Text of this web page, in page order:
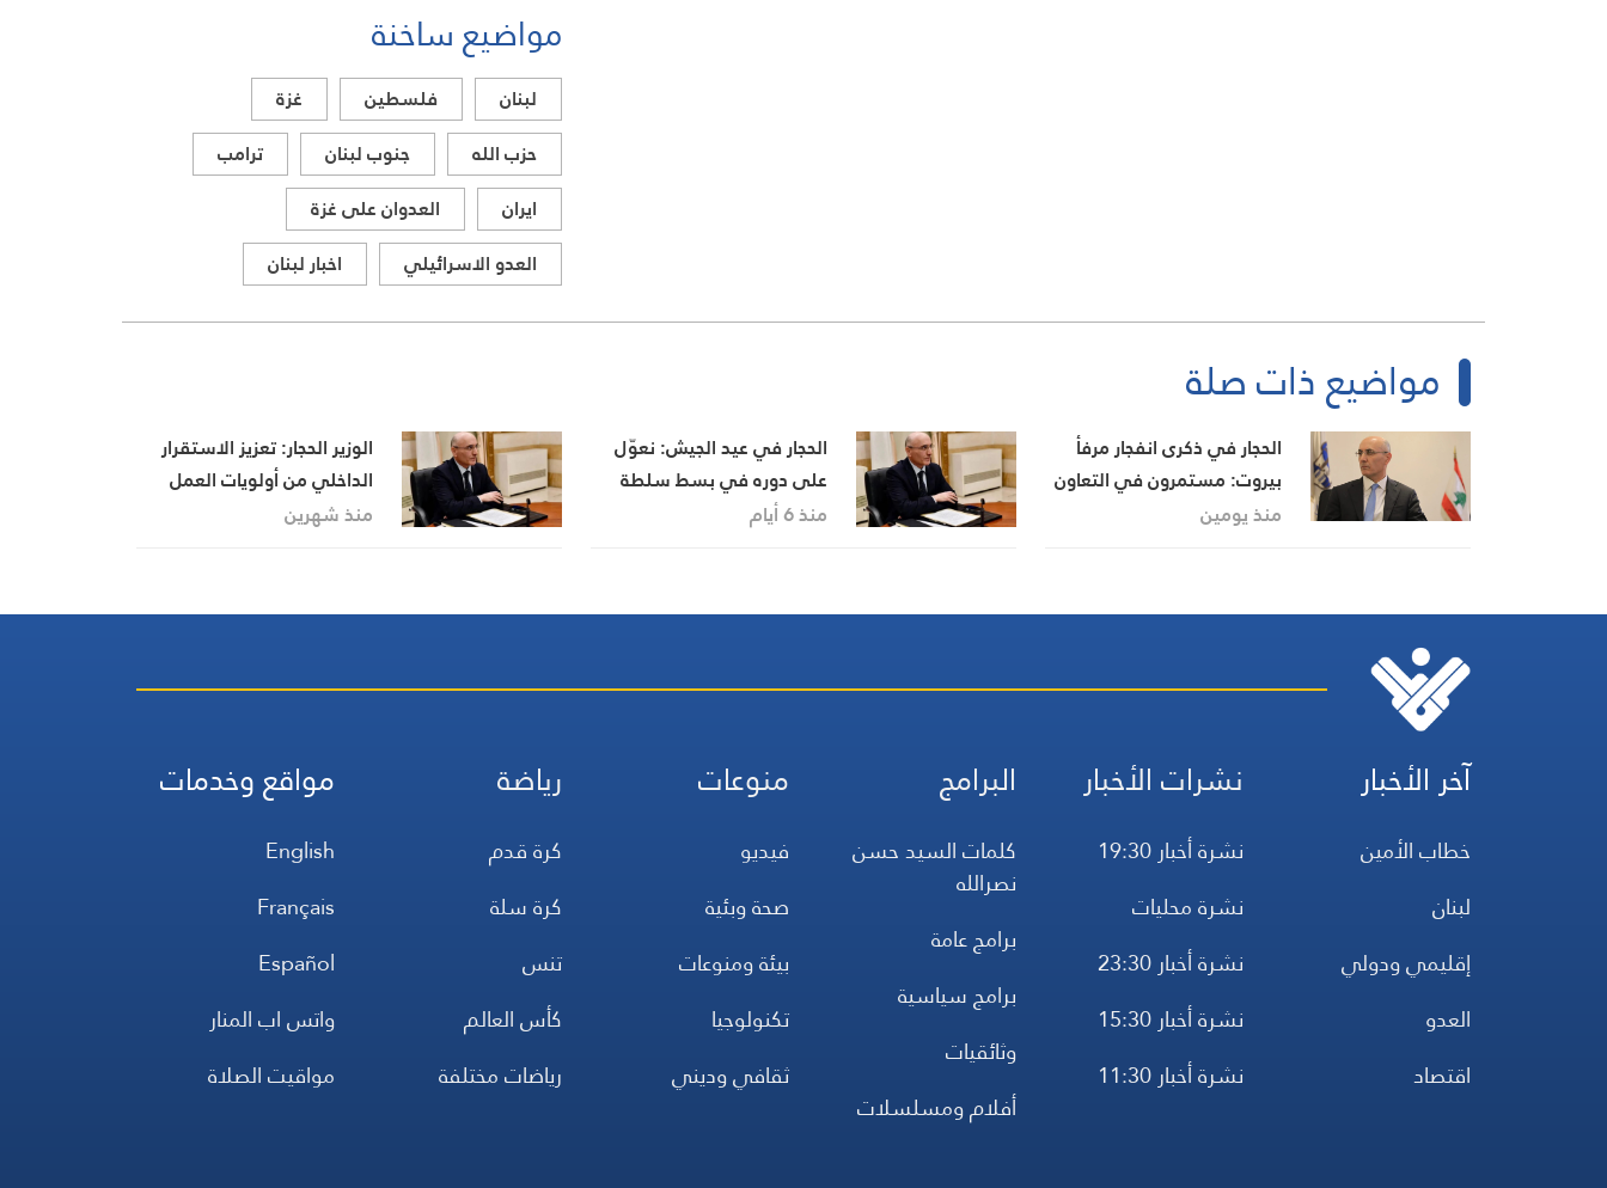
مواضيع ساخنة
لبنان فلسطين
غزة
حزب الله
جنوب لبنان
ترامب
ايران
العدوان على غزة
العدو الاسرائيلي
اخبار لبنان
مواضيع ذات صلة
الحجار في ذكرى انفجار مرفأ
بيروت: مستمرون في التعاون
مع القضاء لكشف الحقيقة
منذ يومين
الحجار في عيد الجيش: نعوّل
على دوره في بسط سلطة
الدولة على كامل أراضيها بدءا
منذ 6 أيام
الوزير الحجار: تعزيز الاستقرار
الداخلي من أولويات العمل
الامني
منذ شهرين
آخر الأخبار
خطاب الأمين
لبنان
إقليمي ودولي
العدو
اقتصاد
نشرات الأخبار
نشرة أخبار 19:30
نشرة محليات
نشرة أخبار 23:30
نشرة أخبار 15:30
نشرة أخبار 11:30
البرامج
كلمات السيد حسن
نصرالله
برامج عامة
برامج سياسية
وثائقيات
أفلام ومسلسلات
منوعات
فيديو
صحة وبئية
بيئة ومنوعات
تكنولوجيا
ثقافي وديني
رياضة
كرة قدم
كرة سلة
تنس
كأس العالم
رياضات مختلفة
مواقع وخدمات
English
Français
Español
واتس اب المنار
مواقيت الصلاة